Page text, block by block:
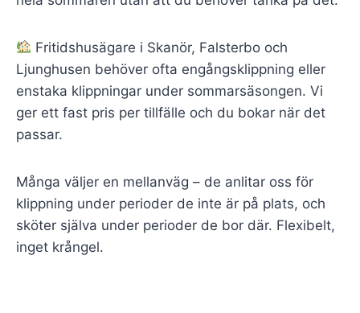
Fritidshusägare i Skanör, Falsterbo och
Ljunghusen behöver ofta engångsklippning eller
enstaka klippningar under sommarsäsongen. Vi
ger ett fast pris per tillfälle och du bokar när det
passar.
Många väljer en mellanväg – de anlitar oss för
klippning under perioder de inte är på plats, och
sköter själva under perioder de bor där. Flexibelt,
inget krångel.